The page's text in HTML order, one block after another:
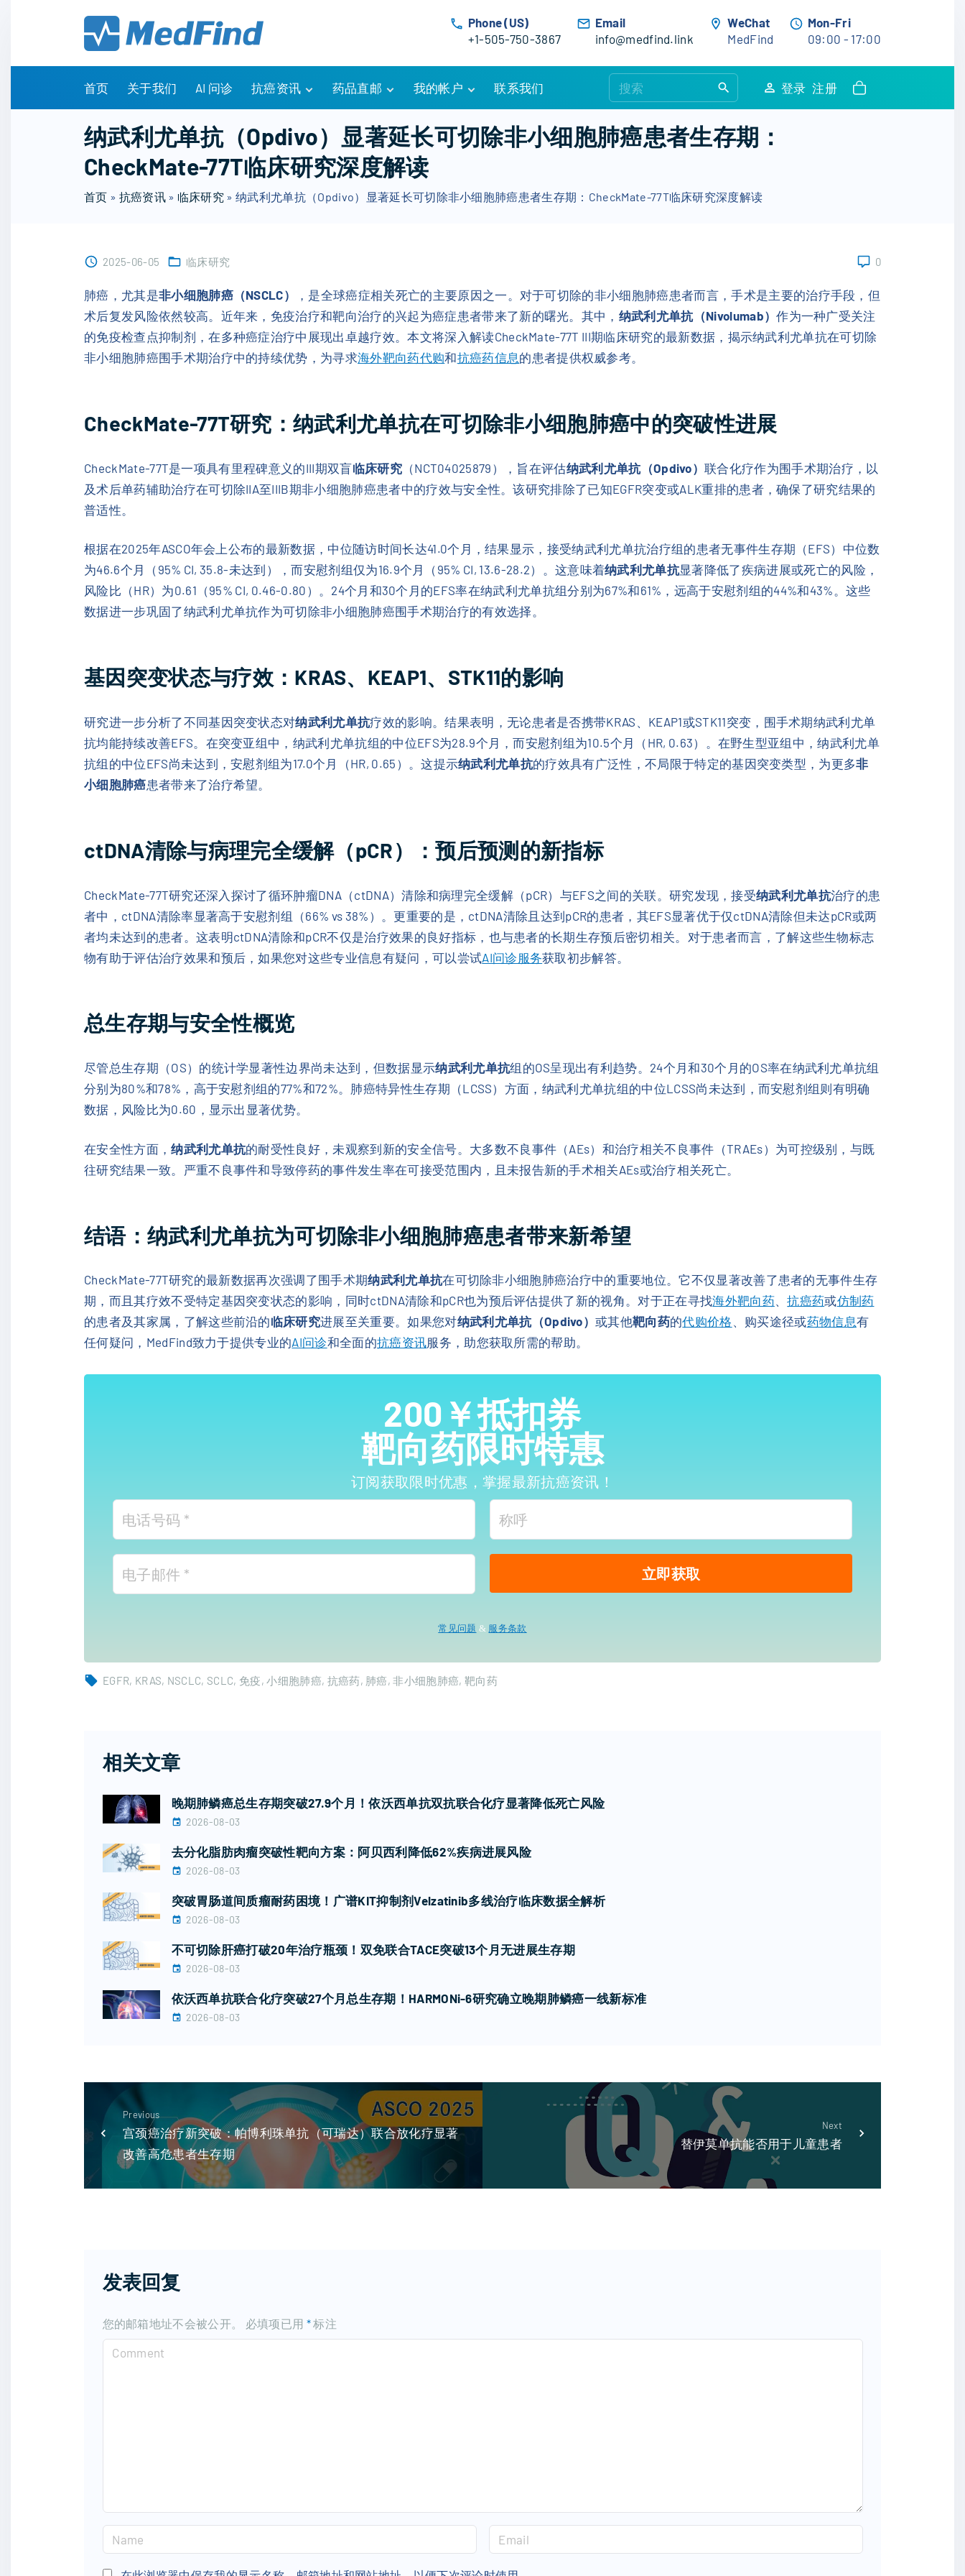
Phone (US)
+1-505-750-3867
Email
info@medfind.link
WeChat
MedFind
Mon-Fri
09:00 - 17:00
首页 关于我们 AI 问诊 抗癌资讯
有问有答
诊疗指南
药物信息
药品直邮
购物车
订单追踪
优惠活动
常见问题
我的帐户
账户详情
我的订单
联系我们
e
r
f
登录 注册
纳武利尤单抗（Opdivo）显著延长可切除非小细胞肺癌患者生存期：
CheckMate-77T临床研究深度解读
首页 » 抗癌资讯» 临床研究 »纳武利尤单抗（Opdivo）显著延长可切除非小细胞肺癌患者生存期：CheckMate-77T临床研究深度解读
2025-06-05 临床研究 0
肺癌，尤其是非小细胞肺癌（NSCLC）
，是全球癌症相关死亡的主要原因之一。对于可切除的非小细胞肺癌患者而言，手术是主要的治疗手段，但
术后复发风险依然较高。近年来，免疫治疗和靶向治疗的兴起为癌症患者带来了新的曙光。其中， 纳武利尤单抗（Nivolumab）作为一种广受关注
的免疫检查点抑制剂，在多种癌症治疗中展现出卓越疗效。本文将深入解读CheckMate-77T III期临床研究的最新数据，揭示纳武利尤单抗在可切除
非小细胞肺癌围手术期治疗中的持续优势，为寻求海外靶向药代购和抗癌药信息的患者提供权威参考。
CheckMate-77T研究：纳武利尤单抗在可切除非小细胞肺癌中的突破性进展
CheckMate-77T是一项具有里程碑意义的III期双盲临床研究（NCT04025879），旨在评估纳武利尤单抗（Opdivo）联合化疗作为围手术期治疗，以
及术后单药辅助治疗在可切除IIA至IIIB期非小细胞肺癌患者中的疗效与安全性。该研究排除了已知EGFR突变或ALK重排的患者，确保了研究结果的
普适性。
根据在2025年ASCO年会上公布的最新数据，中位随访时间长达41.0个月，结果显示，接受纳武利尤单抗治疗组的患者无事件生存期（EFS）中位数
为46.6个月（95% CI, 35.8-未达到），而安慰剂组仅为16.9个月（95% CI, 13.6-28.2）。这意味着纳武利尤单抗显著降低了疾病进展或死亡的风险，
风险比（HR）为0.61（95% CI, 0.46-0.80）。24个月和30个月的EFS率在纳武利尤单抗组分别为67%和61%，远高于安慰剂组的44%和43%。这些
数据进一步巩固了纳武利尤单抗作为可切除非小细胞肺癌围手术期治疗的有效选择。
基因突变状态与疗效：KRAS、KEAP1、STK11的影响
研究进一步分析了不同基因突变状态对纳武利尤单抗疗效的影响。结果表明，无论患者是否携带KRAS、KEAP1或STK11突变，围手术期纳武利尤单
抗均能持续改善EFS。在突变亚组中，纳武利尤单抗组的中位EFS为28.9个月，而安慰剂组为10.5个月（HR, 0.63）。在野生型亚组中，纳武利尤单
抗组的中位EFS尚未达到，安慰剂组为17.0个月（HR, 0.65）。这提示纳武利尤单抗的疗效具有广泛性，不局限于特定的基因突变类型，为更多非
小细胞肺癌患者带来了治疗希望。
ctDNA清除与病理完全缓解（pCR）：预后预测的新指标
CheckMate-77T研究还深入探讨了循环肿瘤DNA（ctDNA）清除和病理完全缓解（pCR）与EFS之间的关联。研究发现，接受纳武利尤单抗治疗的患
者中，ctDNA清除率显著高于安慰剂组（66% vs 38%）。更重要的是，ctDNA清除且达到pCR的患者，其EFS显著优于仅ctDNA清除但未达pCR或两
者均未达到的患者。这表明ctDNA清除和pCR不仅是治疗效果的良好指标，也与患者的长期生存预后密切相关。对于患者而言，了解这些生物标志
物有助于评估治疗效果和预后，如果您对这些专业信息有疑问，可以尝试AI问诊服务获取初步解答。
总生存期与安全性概览
尽管总生存期（OS）的统计学显著性边界尚未达到，但数据显示纳武利尤单抗组的OS呈现出有利趋势。24个月和30个月的OS率在纳武利尤单抗组
分别为80%和78%，高于安慰剂组的77%和72%。肺癌特异性生存期（LCSS）方面，纳武利尤单抗组的中位LCSS尚未达到，而安慰剂组则有明确
数据，风险比为0.60，显示出显著优势。
在安全性方面，纳武利尤单抗的耐受性良好，未观察到新的安全信号。大多数不良事件（AEs）和治疗相关不良事件（TRAEs）为可控级别，与既
往研究结果一致。严重不良事件和导致停药的事件发生率在可接受范围内，且未报告新的手术相关AEs或治疗相关死亡。
结语：纳武利尤单抗为可切除非小细胞肺癌患者带来新希望
CheckMate-77T研究的最新数据再次强调了围手术期纳武利尤单抗在可切除非小细胞肺癌治疗中的重要地位。它不仅显著改善了患者的无事件生存
期，而且其疗效不受特定基因突变状态的影响，同时ctDNA清除和pCR也为预后评估提供了新的视角。对于正在寻找海外靶向药、抗癌药或仿制药
的患者及其家属，了解这些前沿的临床研究进展至关重要。如果您对纳武利尤单抗（Opdivo）或其他靶向药的代购价格 、购买途径或药物信息有
任何疑问，MedFind致力于提供专业的AI问诊和全面的抗癌资讯服务，助您获取所需的帮助。
200￥抵扣券
靶向药限时特惠
订阅获取限时优惠，掌握最新抗癌资讯！
常见问题 & 服务条款
EGFR KRAS NSCLC SCLC 免疫 小细胞肺癌 抗癌药 肺癌 非小细胞肺癌 靶向药
相关文章
晚期肺鳞癌总生存期突破27.9个月！依沃西单抗双抗联合化疗显著降低死亡风险
2026-08-03
去分化脂肪肉瘤突破性靶向方案：阿贝西利降低62%疾病进展风险
2026-08-03
突破胃肠道间质瘤耐药困境！广谱KIT抑制剂Velzatinib多线治疗临床数据全解析
2026-08-03
不可切除肝癌打破20年治疗瓶颈！双免联合TACE突破13个月无进展生存期
2026-08-03
依沃西单抗联合化疗突破27个月总生存期！HARMONi-6研究确立晚期肺鳞癌一线新标准
2026-08-03
Previous
宫颈癌治疗新突破：帕博利珠单抗（可瑞达）联合放化疗显著
改善高危患者生存期
Next
替伊莫单抗能否用于儿童患者
发表回复
您的邮箱地址不会被公开。 必填项已用 *标注
a
m
m
a